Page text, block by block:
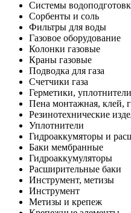
Системы
Сорбенты и соль
Фильтры для воды
Газовое оборудование
Колонки газовые
Краны газовые
Подводка для газа
Счетчики газа
Герметики,
Пена монтажная, клей,
Резинотехнические
Уплотнители
Гидроаккумяторы и
Баки мембранные
Гидроаккумуляторы
Расширительные баки
Инструмент, метизы
Инструмент
Метизы и крепеж